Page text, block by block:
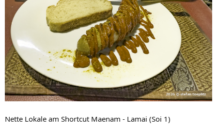
Nette Lokale am Shortcut Maenam - Lamai (Soi 1)